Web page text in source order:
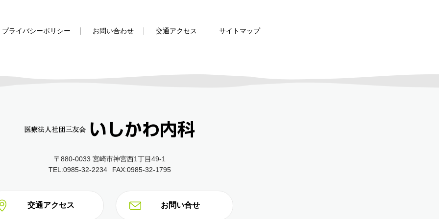
プライバシーポリシー お問い合わせ 交通アクセス サイトマップ
〒880-0033 宮崎市神宮西1丁目49‐1
TEL:0985-32-2234
FAX:0985-32-1795
交通アクセス お問い合せ